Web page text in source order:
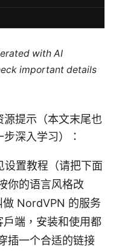
with AI
important details
提示（本文末尾也
深入学习）：
置教程（请把下面
你的语言风格改
NordVPN 的服务
端，安装和使用都
插一个合适的链接